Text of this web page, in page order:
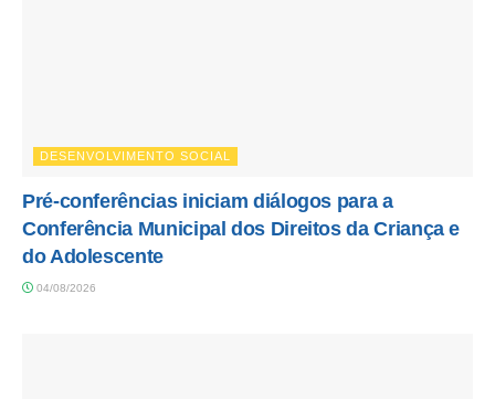
DESENVOLVIMENTO SOCIAL
Pré-conferências iniciam diálogos para a
Conferência Municipal dos Direitos da Criança e
do Adolescente
04/08/2026